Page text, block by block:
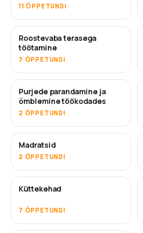
11 ÕPPETUNDI
TULEMAS
Roostevaba terasega
töötamine
7 ÕPPETUNDI
TULEMAS
Purjede parandamine ja
õmblemine töökodades
2 ÕPPETUNDI
Madratsid
2 ÕPPETUNDI
TULEMAS
Küttekehad
7 ÕPPETUNDI